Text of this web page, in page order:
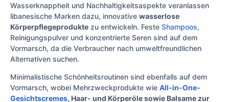
Wasserknappheit und Nachhaltigkeitsaspekte veranlassen
libanesische Marken dazu, innovative wasserlose
Körperpflegeprodukte zu entwickeln. Feste Shampoos,
Reinigungspulver und konzentrierte Seren sind auf dem
Vormarsch, da die Verbraucher nach umweltfreundlichen
Alternativen suchen.
Minimalistische Schönheitsroutinen sind ebenfalls auf dem
Vormarsch, wobei Mehrzweckprodukte wie All-in-One-
Gesichtscremes, Haar- und Körperöle sowie Balsame zur